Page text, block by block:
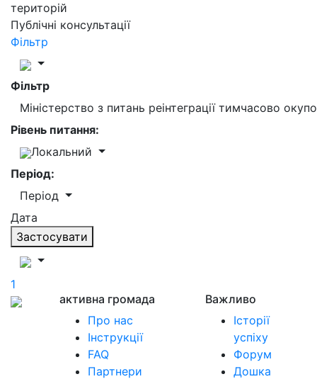
територій
Публічні консультації
Фільтр
Фільтр
Міністерство з питань реінтеграції тимчасово
Рівень питання:
Локальний
Період:
Період
Дата
Застосувати
1
активна громада
Про нас
Інструкції
FAQ
Партнери
Важливо
Історії
успіху
Форум
Дошка